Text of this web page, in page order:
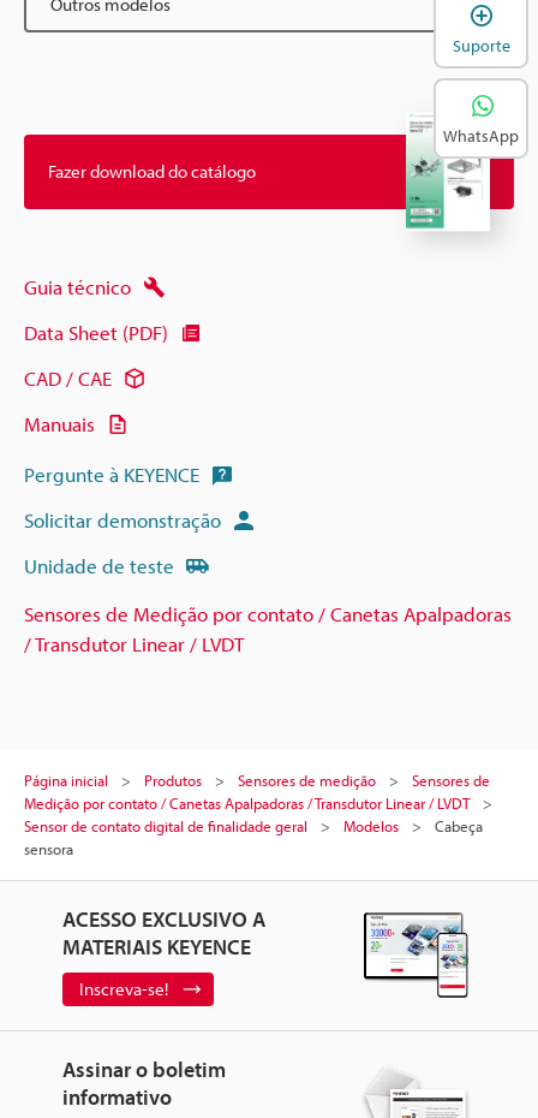
Fazer download do catálogo
Guia técnico
Data Sheet (PDF)
CAD / CAE
Manuais
Pergunte à KEYENCE
Solicitar demonstração
Unidade de teste
Sensores de Medição por contato / Canetas Apalpadoras
/ Transdutor Linear / LVDT
Página inicial Produtos Sensores de medição
Sensores de
Medição por contato / Canetas Apalpadoras / Transdutor Linear / LVDT
Sensor de contato digital de finalidade geral
Modelos
Cabeça
sensora
ACESSO EXCLUSIVO A
MATERIAIS KEYENCE
Inscreva-se!
Assinar o boletim
informativo
Suporte
WhatsApp